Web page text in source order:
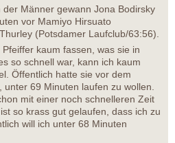
Männer gewann Jona Bodirsky
vor Mamiyo Hirsuato
(Potsdamer Laufclub/63:56).
kaum fassen, was sie in
so schnell war, kann ich kaum
Öffentlich hatte sie vor dem
unter 69 Minuten laufen zu wollen.
mit einer noch schnelleren Zeit
so krass gut gelaufen, dass ich zu
will ich unter 68 Minuten